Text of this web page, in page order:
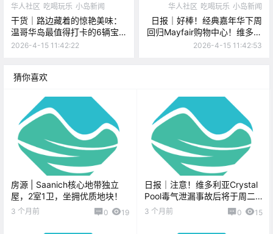
华人社区 吃喝玩乐 小岛新闻
干货｜路边藏着的惊艳美味：
温哥华岛最值得打卡的6辆宝
藏餐车！
2026-4-15 11:42:22
华人社区 吃喝玩乐 小岛新闻
日报｜好棒！经典嘉年华下周
回归Mayfair购物中心！维多利
亚首届VIVAS Art Crawl周末举
2026-4-15 11:42:53
猜你喜欢
房源 | Saanich核心地带独立
屋，2室1卫，坐拥优质地块！
3 个月前 0 19
日报｜注意！维多利亚Crystal
Pool毒气泄漏事故后将于周二
重新开放！RRU入选全球最美
3 个月前 0 15